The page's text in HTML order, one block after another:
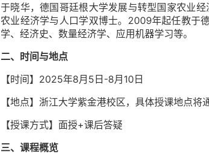
于晓华，德国哥廷根大学发展与转型国家农业
农业经济学与人口学双博士。2009年起任教于
学、经济史、数量经济学、应用机器学习等。
二、时间与地点
【时间】2025年8月5日-8月10日
【地点】浙江大学紫金港校区，具体授课地点将
【授课方式】面授+课后答疑
三、课程概览